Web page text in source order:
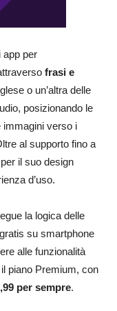
app per
frasi e
o un’altra delle
posizionando le
immagini verso i
al supporto fino a
il suo design
d’uso.
la logica delle
su smartphone
alle funzionalità
piano Premium, con
per sempre.